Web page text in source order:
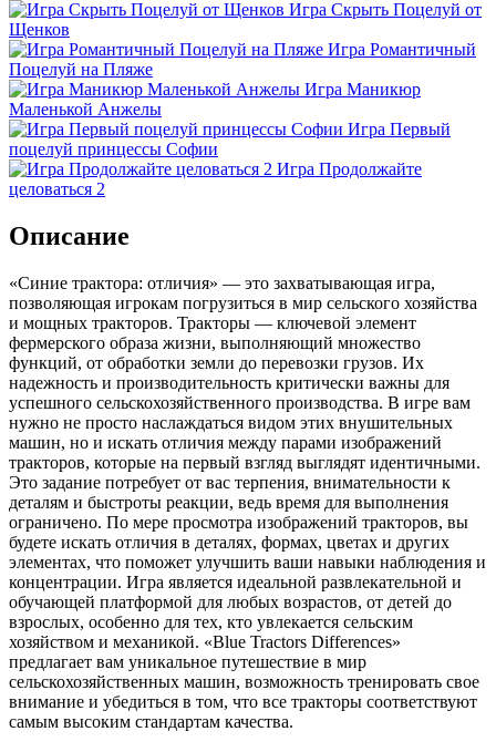
Игра Скрыть Поцелуй от
Щенков
Игра Романтичный
Поцелуй на Пляже
Игра Маникюр
Маленькой Анжелы
Игра Первый
поцелуй принцессы Софии
Игра Продолжайте
целоваться 2
Описание
«Синие трактора: отличия» — это захватывающая игра,
позволяющая игрокам погрузиться в мир сельского хозяйства
и мощных тракторов. Тракторы — ключевой элемент
фермерского образа жизни, выполняющий множество
функций, от обработки земли до перевозки грузов. Их
надежность и производительность критически важны для
успешного сельскохозяйственного производства. В игре вам
нужно не просто наслаждаться видом этих внушительных
машин, но и искать отличия между парами изображений
тракторов, которые на первый взгляд выглядят идентичными.
Это задание потребует от вас терпения, внимательности к
деталям и быстроты реакции, ведь время для выполнения
ограничено. По мере просмотра изображений тракторов, вы
будете искать отличия в деталях, формах, цветах и других
элементах, что поможет улучшить ваши навыки наблюдения и
концентрации. Игра является идеальной развлекательной и
обучающей платформой для любых возрастов, от детей до
взрослых, особенно для тех, кто увлекается сельским
хозяйством и механикой. «Blue Tractors Differences»
предлагает вам уникальное путешествие в мир
сельскохозяйственных машин, возможность тренировать свое
внимание и убедиться в том, что все тракторы соответствуют
самым высоким стандартам качества.